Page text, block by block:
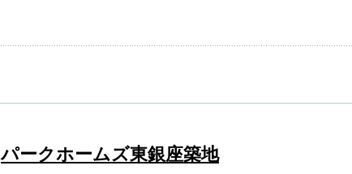
パークホームズ東銀座築地